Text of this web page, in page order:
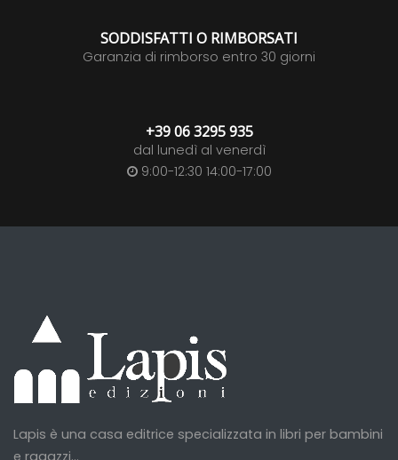
SODDISFATTI O RIMBORSATI
Garanzia di rimborso entro 30 giorni
+39 06 3295 935
dal lunedì al venerdì
9:00-12:30 14:00-17:00
Lapis è una casa editrice specializzata in libri per bambini
e ragazzi...